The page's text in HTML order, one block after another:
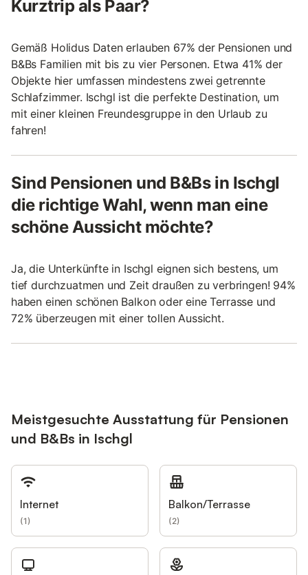
Kurztrip als Paar?
Gemäß Holidus Daten erlauben 67% der Pensionen und
B&Bs Familien mit bis zu vier Personen. Etwa 41% der
Objekte hier umfassen mindestens zwei getrennte
Schlafzimmer. Ischgl ist die perfekte Destination, um
mit einer kleinen Freundesgruppe in den Urlaub zu
fahren!
Sind Pensionen und B&Bs in Ischgl
die richtige Wahl, wenn man eine
schöne Aussicht möchte?
Ja, die Unterkünfte in Ischgl eignen sich bestens, um
tief durchzuatmen und Zeit draußen zu verbringen! 94%
haben einen schönen Balkon oder eine Terrasse und
72% überzeugen mit einer tollen Aussicht.
Meistgesuchte Ausstattung für Pensionen
und B&Bs in Ischgl
Internet
(1)
Balkon/Terrasse
(2)